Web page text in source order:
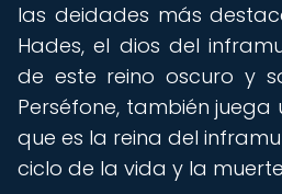
las deidades más
Hades, el dios del
de este reino oscuro y
Perséfone, también
que es la reina del
ciclo de la vida y la